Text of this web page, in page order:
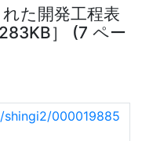
た開発工程表
］ (7 ペー
000019885